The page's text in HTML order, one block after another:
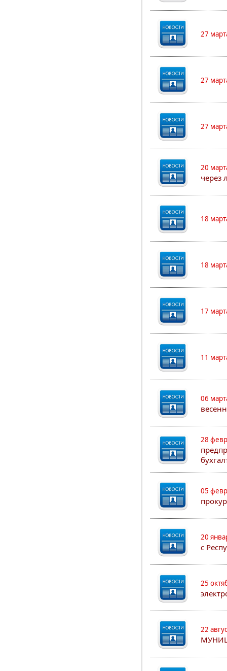
27
27
27
20
через
18
18
17
11
06
28
05
20
с
25
22